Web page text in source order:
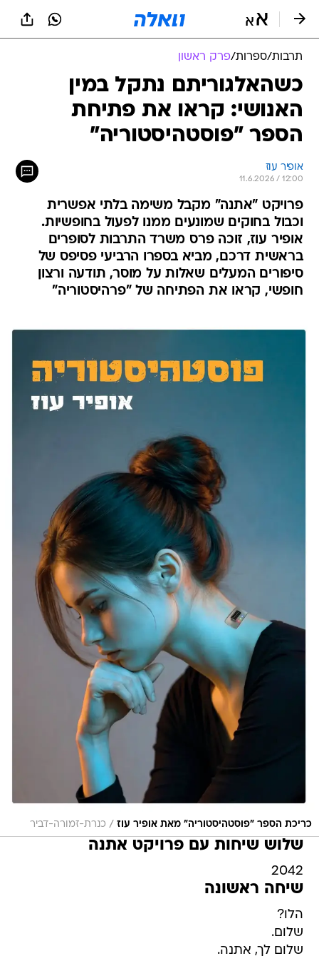
תרבות/ספרות/פרק ראשון
כשהאלגוריתם נתקל במין
האנושי: קראו את פתיחת
הספר "פוסטהיסטוריה"
אופיר עוז
11.6.2026 / 12:00
פרויקט "אתנה" מקבל משימה בלתי אפשרית
וכבול בחוקים שמונעים ממנו לפעול בחופשיות.
אופיר עוז, זוכה פרס משרד התרבות לסופרים
בראשית דרכם, מביא בספרו הרביעי פסיפס של
סיפורים המעלים שאלות על מוסר, תודעה ורצון
חופשי, קראו את הפתיחה של "פרהיסטוריה"
כריכת הספר "פוסטהיסטוריה" מאת אופיר עוז / כנרת-זמורה-דביר
שלוש שיחות עם פרויקט אתנה
2042
שיחה ראשונה
הלו?
שלום.
שלום לך, אתנה.